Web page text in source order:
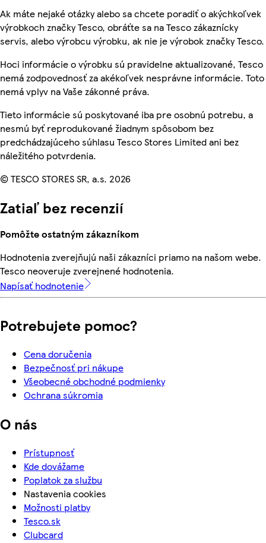
Ak máte nejaké otázky alebo sa chcete poradiť o akýchkoľvek
výrobkoch značky Tesco, obráťte sa na Tesco zákaznícky
servis, alebo výrobcu výrobku, ak nie je výrobok značky Tesco.
Hoci informácie o výrobku sú pravidelne aktualizované, Tesco
nemá zodpovednosť za akékoľvek nesprávne informácie. Toto
nemá vplyv na Vaše zákonné práva.
Tieto informácie sú poskytované iba pre osobnú potrebu, a
nesmú byť reprodukované žiadnym spôsobom bez
predchádzajúceho súhlasu Tesco Stores Limited ani bez
náležitého potvrdenia.
© TESCO STORES SR, a.s. 2026
Zatiaľ bez recenzií
Pomôžte ostatným zákazníkom
Hodnotenia zverejňujú naši zákazníci priamo na našom webe.
Tesco neoveruje zverejnené hodnotenia.
Napísať hodnotenie
Potrebujete pomoc?
Cena doručenia
Bezpečnosť pri nákupe
Všeobecné obchodné podmienky
Ochrana súkromia
O nás
Prístupnosť
Kde dovážame
Poplatok za službu
Nastavenia cookies
Možnosti platby
Tesco.sk
Clubcard